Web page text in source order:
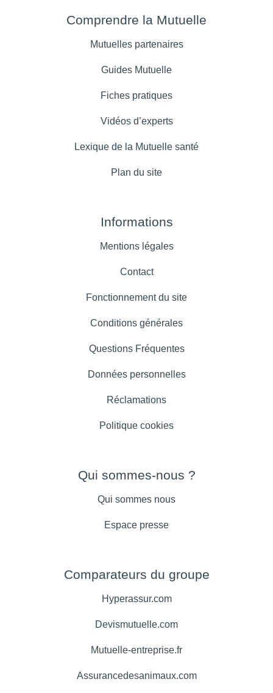
Comprendre la Mutuelle
Mutuelles partenaires
Guides Mutuelle
Fiches pratiques
Vidéos d’experts
Lexique de la Mutuelle santé
Plan du site
Informations
Mentions légales
Contact
Fonctionnement du site
Conditions générales
Questions Fréquentes
Données personnelles
Réclamations
Politique cookies
Qui sommes-nous ?
Qui sommes nous
Espace presse
Comparateurs du groupe
Hyperassur.com
Devismutuelle.com
Mutuelle-entreprise.fr
Assurancedesanimaux.com